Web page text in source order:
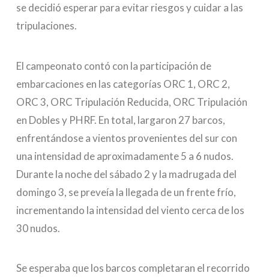
se decidió esperar para evitar riesgos y cuidar a las
tripulaciones.
El campeonato contó con la participación de
embarcaciones en las categorías ORC 1, ORC 2,
ORC 3, ORC Tripulación Reducida, ORC Tripulación
en Dobles y PHRF. En total, largaron 27 barcos,
enfrentándose a vientos provenientes del sur con
una intensidad de aproximadamente 5 a 6 nudos.
Durante la noche del sábado 2 y la madrugada del
domingo 3, se preveía la llegada de un frente frío,
incrementando la intensidad del viento cerca de los
30 nudos.
Se esperaba que los barcos completaran el recorrido